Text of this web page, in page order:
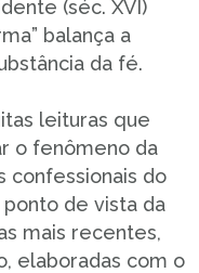
(séc. XVI)
balança a
da fé.
leituras que
o fenômeno da
confessionais do
de vista da
mais recentes,
elaboradas com o